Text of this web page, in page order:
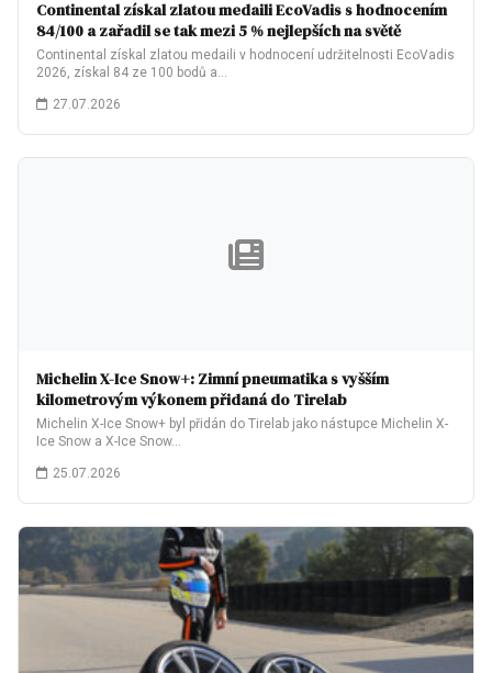
Continental získal zlatou medaili EcoVadis s hodnocením
84/100 a zařadil se tak mezi 5 % nejlepších na světě
Continental získal zlatou medaili v hodnocení udržitelnosti EcoVadis
2026, získal 84 ze 100 bodů a…
27.07.2026
Michelin X-Ice Snow+: Zimní pneumatika s vyšším
kilometrovým výkonem přidaná do Tirelab
Michelin X-Ice Snow+ byl přidán do Tirelab jako nástupce Michelin X-
Ice Snow a X-Ice Snow…
25.07.2026